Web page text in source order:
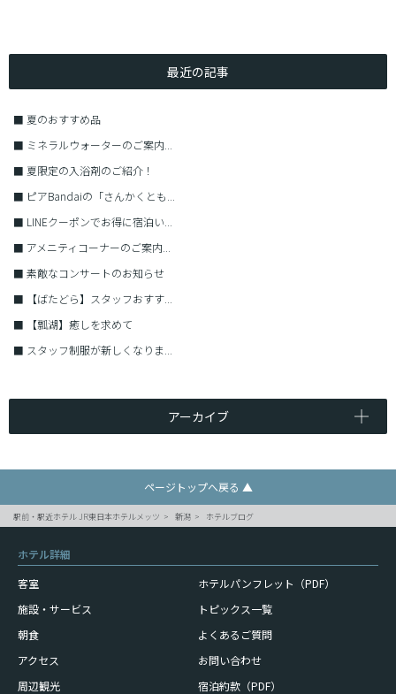
最近の記事
■ 夏のおすすめ品
■ ミネラルウォーターのご案内...
■ 夏限定の入浴剤のご紹介！
■ ピアBandaiの「さんかくとも...
■ LINEクーポンでお得に宿泊い...
■ アメニティコーナーのご案内...
■ 素敵なコンサートのお知らせ
■
【ばたどら】スタッフおすす...
■
【瓢湖】癒しを求めて
■ スタッフ制服が新しくなりま...
アーカイブ
ページトップへ戻る ▲
駅前・駅近ホテル JR東日本ホテルメッツ 新潟 ホテルブログ
ホテル詳細
客室
施設・サービス
朝食
アクセス
周辺観光
ホテルパンフレット（PDF）
トピックス一覧
よくあるご質問
お問い合わせ
宿泊約款（PDF）